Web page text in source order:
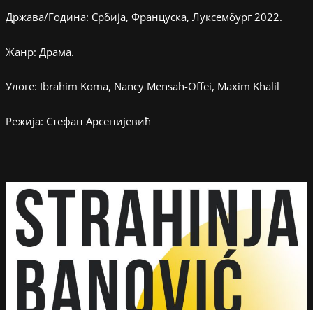
Држава/Година: Србија, Француска, Луксембург 2022.
Жанр: Драма.
Улоге: Ibrahim Koma, Nancy Mensah-Offei, Maxim Khalil
Режија: Стефан Арсенијевић